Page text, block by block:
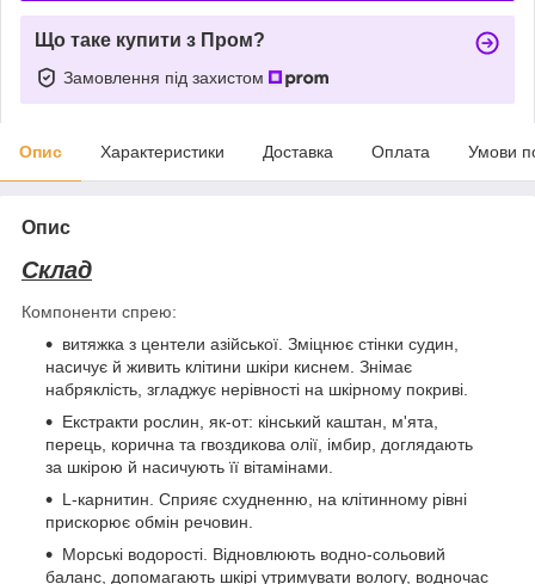
Що таке купити з Пром?
Замовлення під захистом
Опис Характеристики Доставка Оплата Умови
Опис
Склад
Компоненти спрею:
витяжка з центели азійської. Зміцнює стінки судин,
насичує й живить клітини шкіри киснем. Знімає
набряклість, згладжує нерівності на шкірному покриві.
Екстракти рослин, як-от: кінський каштан, м'ята,
перець, корична та гвоздикова олії, імбир, доглядають
за шкірою й насичують її вітамінами.
L-карнитин. Сприяє схудненню, на клітинному рівні
прискорює обмін речовин.
Морські водорості. Відновлюють водно-сольовий
баланс, допомагають шкірі утримувати вологу, водночас